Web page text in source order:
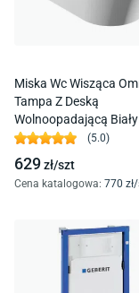
Miska Wc Wisząca
Tampa Z Deską
Wolnoopadającą Biały
Tampamwbp (5.0)
629zł/szt
Cena katalogowa: 770 zł/